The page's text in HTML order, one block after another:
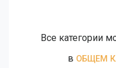
Все категории
в ОБЩЕМ